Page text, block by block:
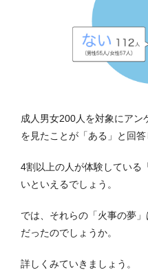
成人男女200人を対象にアン
を見たことが「ある」と回答
4割以上の人が体験している
いといえるでしょう。
では、それらの「火事の夢
だったのでしょうか。
詳しくみていきましょう。